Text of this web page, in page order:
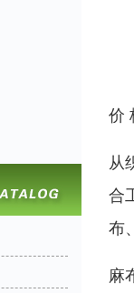
价
从
合
布
麻